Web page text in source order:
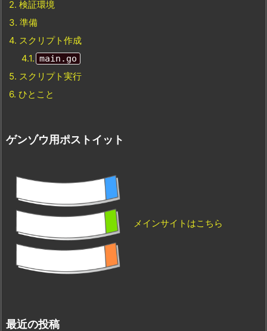
2. 検証環境
3. 準備
4. スクリプト作成
4.1. main.go
5. スクリプト実行
6. ひとこと
ゲンゾウ用ポストイット
メインサイトはこちら
最近の投稿